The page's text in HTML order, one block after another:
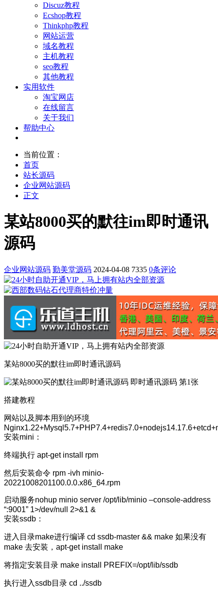
Discuz教程
Ecshop教程
Thinkphp教程
网站运营
域名教程
主机教程
seo教程
其他教程
实用软件
淘宝网店
在线留言
关于我们
帮助中心
当前位置：
首页
站长源码
企业网站源码
正文
某站8000买的默往im即时通讯
源码
企业网站源码 勤美堂源码 2024-04-08 7335 0条评论
某站8000买的默往im即时通讯源码
搭建教程
网站以及脚本用到的环境
安装mini：
终端执行 apt-get install rpm
然后安装命令 rpm -ivh minio-
20221008201100.0.0.x86_64.rpm
启动服务nohup minio server /opt/lib/minio –console-address
“:9001” 1>/dev/null 2>&1 &
安装ssdb：
进入目录make进行编译 cd ssdb-master && make 如果没有
make 去安装，apt-get install make
将指定安装目录 make install PREFIX=/opt/lib/ssdb
执行进入ssdb目录 cd ../ssdb